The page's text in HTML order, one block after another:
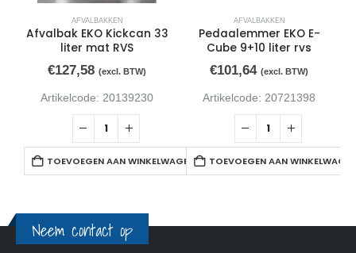
AFVALBAKKEN
Afvalbak EKO Kickcan 33
liter mat RVS
€127,58 (excl. BTW)
Artikelcode: 20139230
TOEVOEGEN AAN WINKELWAGEN
AFVALBAKKEN
Pedaalemmer EKO E-
Cube 9+10 liter rvs
€101,64 (excl. BTW)
Artikelcode: 20721398
TOEVOEGEN AAN
Neem contact op